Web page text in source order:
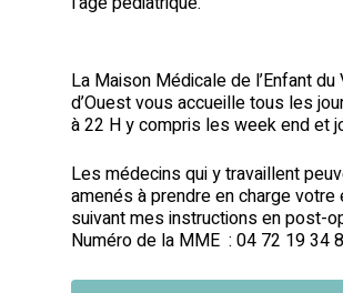
La Maison Médicale de l’Enfant du
d’Ouest vous accueille tous les
à 22 H y compris les week end et
Les médecins qui y travaillent
amenés à prendre en charge votre
suivant mes instructions en post-
Numéro de la MME : 04 72 19 34